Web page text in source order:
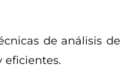
de análisis de
eficientes.